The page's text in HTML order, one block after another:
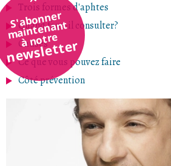
S'abonner
maintenant
à notre
newsletter
Trois formes d'aphtes
Quand faut-il consulter?
Causes
Ce que vous pouvez faire
Côté prévention